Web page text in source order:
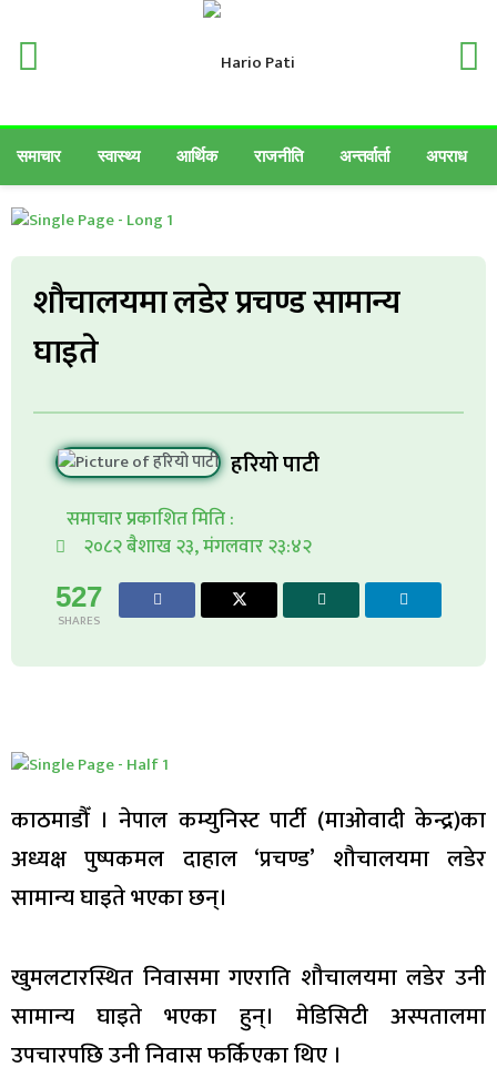
समाचार स्वास्थ्य आर्थिक राजनीति अन्तर्वार्ता अपराध
शौचालयमा लडेर प्रचण्ड सामान्य
घाइते
हरियो पाटी
समाचार प्रकाशित मिति :
२०८२ बैशाख २३, मंगलवार २३:४२
527
SHARES
काठमाडौँ । नेपाल कम्युनिस्ट पार्टी (माओवादी केन्द्र)का
अध्यक्ष पुष्पकमल दाहाल ‘प्रचण्ड’ शौचालयमा लडेर
सामान्य घाइते भएका छन्।
खुमलटारस्थित निवासमा गएराति शौचालयमा लडेर उनी
सामान्य घाइते भएका हुन्। मेडिसिटी अस्पतालमा
उपचारपछि उनी निवास फर्किएका थिए ।